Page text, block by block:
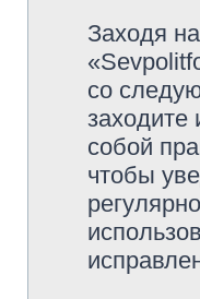
Заходя
со
собой
чтобы